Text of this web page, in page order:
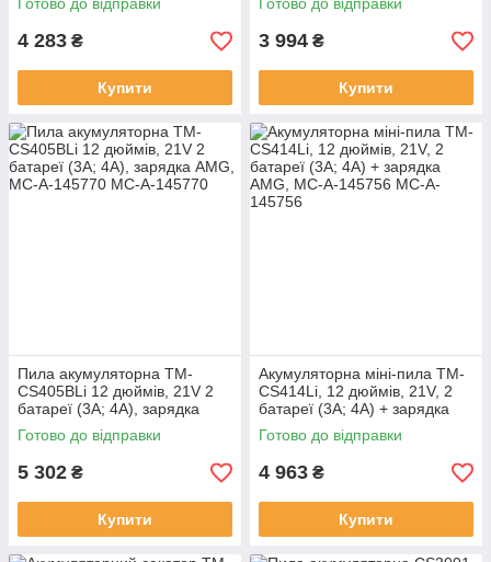
MC-A-145755
4 283 ₴
Купити
3 994 ₴
Купити
Пила акумуляторна TM-
CS405BLi 12 дюймів, 21V 2
батареї (3A; 4A), зарядка
AMG, MC-A-145770
Готово до відправки
5 302 ₴
Купити
Акумуляторна міні-пила TM-
CS414Li, 12 дюймів, 21V, 2
батареї (3A; 4A) + зарядка
AMG, MC-A-145756
Готово до відправки
4 963 ₴
Купити